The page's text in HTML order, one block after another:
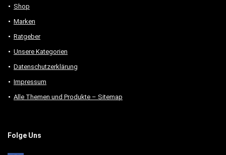
Shop
Marken
Ratgeber
Unsere Kategorien
Datenschutzerklärung
Impressum
Alle Themen und Produkte – Sitemap
Folge Uns